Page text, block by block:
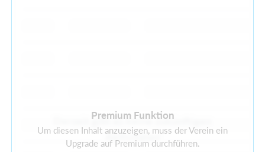
Premium Funktion
Um diesen Inhalt anzuzeigen, muss der Verein ein
Upgrade auf Premium durchführen.
Derzeit gibt es keine zukünftigen
Aktivitäten